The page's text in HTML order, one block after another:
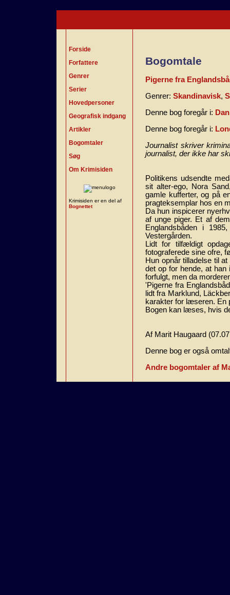
Forside
Forfattere
Genrer
Serier
Hovedpersoner
Geografisk indgang
Artikler
Bogomtaler
Søg
Om Krimisiden
Krimisiden er en del af
Bognettet
Bogomtale
Pigerne fra
Genrer: Skandinavisk,
Denne bog foregår i:
Denne bog foregår i:
Journalist skriver
journalist, der ikke har
Politikens udsendte
sit alter-ego, Nora
gamle kufferter, og på
pragteksemplar hos en
Da hun inspicerer
af unge piger. Et af
Englandsbåden i
Vestergården.
Lidt for tilfældigt
fotograferede sine ofre,
Hun opnår tilladelse til
det op for hende, at
forfulgt, men da
'Pigerne fra
lidt fra Marklund,
karakter for læseren. En
Bogen kan læses, hvis
Af Marit Haugaard
Denne bog er også
Andre bogomtaler af